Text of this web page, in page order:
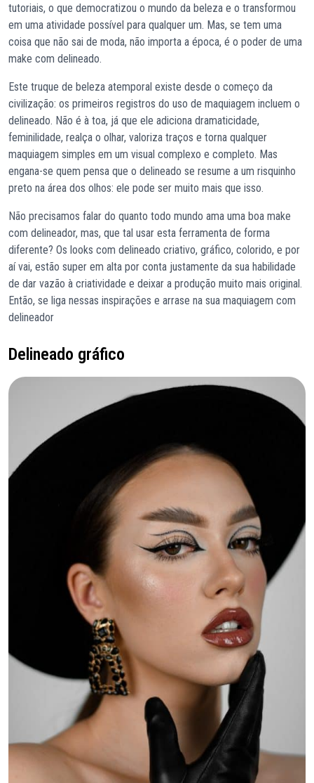
tutoriais, o que democratizou o mundo da beleza e o transformou
em uma atividade possível para qualquer um. Mas, se tem uma
coisa que não sai de moda, não importa a época, é o poder de uma
make com delineado.
Este truque de beleza atemporal existe desde o começo da
civilização: os primeiros registros do uso de maquiagem incluem o
delineado. Não é à toa, já que ele adiciona dramaticidade,
feminilidade, realça o olhar, valoriza traços e torna qualquer
maquiagem simples em um visual complexo e completo. Mas
engana-se quem pensa que o delineado se resume a um risquinho
preto na área dos olhos: ele pode ser muito mais que isso.
Não precisamos falar do quanto todo mundo ama uma boa make
com delineador, mas, que tal usar esta ferramenta de forma
diferente? Os looks com delineado criativo, gráfico, colorido, e por
aí vai, estão super em alta por conta justamente da sua habilidade
de dar vazão à criatividade e deixar a produção muito mais original.
Então, se liga nessas inspirações e arrase na sua maquiagem com
delineador
Delineado gráfico